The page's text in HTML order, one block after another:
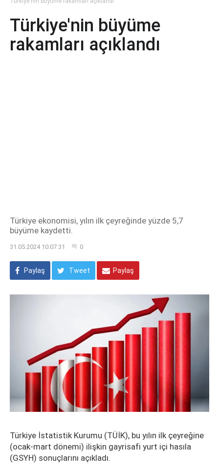
Türkiye'nin büyüme
rakamları açıklandı
Türkiye ekonomisi, yılın ilk çeyreğinde yüzde 5,7
büyüme kaydetti.
31.05.2024 10:07:31 0
Paylaş Tweet Paylaş
Türkiye İstatistik Kurumu (TÜİK), bu yılın ilk çeyreğine
(ocak-mart dönemi) ilişkin gayrisafi yurt içi hasıla
(GSYH) sonuçlarını açıkladı.